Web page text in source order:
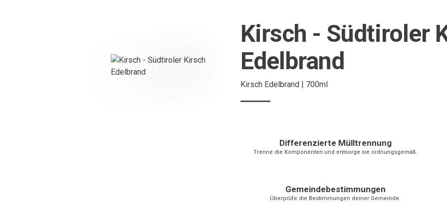
Kirsch - Südtiroler
Edelbrand
Kirsch Edelbrand | 700ml
Differenzierte Mülltrennung
Trenne die Komponenten und entsorge sie ordnungsgemäß.
Gemeindebestimmungen
Überprüfe die Bestimmungen deiner Gemeinde.